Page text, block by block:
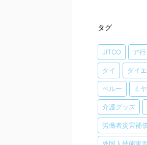
タグ
JITCO ア行
タイ ダイ
ペルー ミ
介護グッズ
労働者災害補
外国人技能実